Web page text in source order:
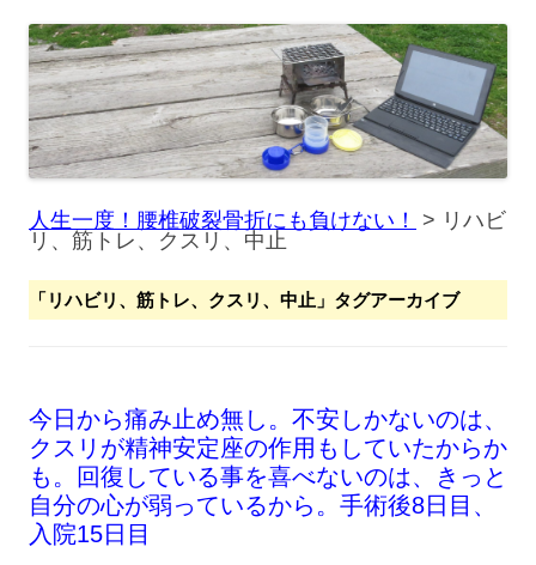
ン
ツ
へ
ス
キ
ッ
プ
人生一度！腰椎破裂骨折にも負けない！ > リハビ
リ、筋トレ、クスリ、中止
「 リハビリ、筋トレ、クスリ、中止 」タグアーカイブ
今日から痛み止め無し。不安しかないのは、
クスリが精神安定座の作用もしていたからか
も。回復している事を喜べないのは、きっと
自分の心が弱っているから。手術後8日目、
入院15日目